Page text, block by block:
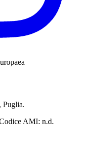
, Puglia.
AMI: n.d.